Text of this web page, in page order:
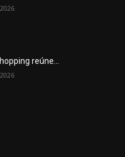
reúne...